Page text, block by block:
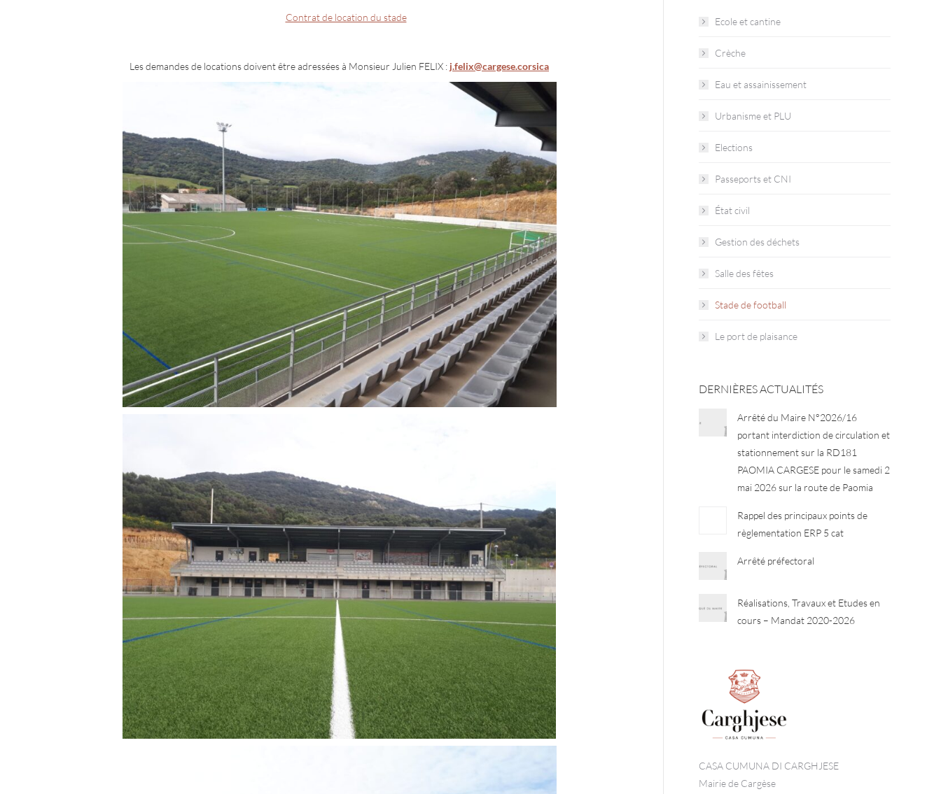
Contrat de location du stade
Les demandes de locations doivent être adressées à Monsieur Julien FELIX : j.felix@cargese.corsica
Ecole et cantine
Crèche
Eau et assainissement
Urbanisme et PLU
Elections
Passeports et CNI
État civil
Gestion des déchets
Salle des fêtes
Stade de football
Le port de plaisance
DERNIÈRES ACTUALITÉS
Arrêté du Maire N°2026/16
portant interdiction de circulation et
stationnement sur la RD181
PAOMIA CARGESE pour le samedi 2
mai 2026 sur la route de Paomia
Rappel des principaux points de
règlementation ERP 5 cat
Arrêté préfectoral
Réalisations, Travaux et Etudes en
cours – Mandat 2020-2026
CASA CUMUNA DI CARGHJESE
Mairie de Cargèse